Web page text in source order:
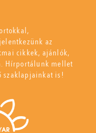
az
cikkek, ajánlók,
Hírportálunk mellet
szaklapjainkat is!